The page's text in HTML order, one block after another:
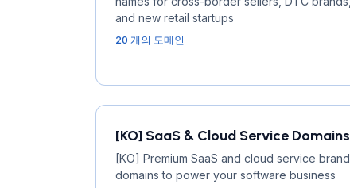
and new retail startups
20 개의 도메인
[KO] SaaS & Cloud Service Domains
[KO] Premium SaaS and cloud service brand
domains to power your software business